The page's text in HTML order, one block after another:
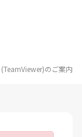
のご案内